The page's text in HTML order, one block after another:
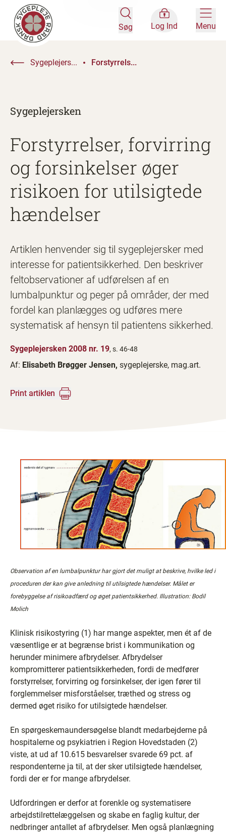
Søg Log Ind Menu
Sygeplejers... Forstyrrels...
Sygeplejersken
Forstyrrelser, forvirring
og forsinkelser øger
risikoen for utilsigtede
hændelser
Artiklen henvender sig til sygeplejersker med
interesse for patientsikkerhed. Den beskriver
feltobservationer af udførelsen af en
lumbalpunktur og peger på områder, der med
fordel kan planlægges og udføres mere
systematisk af hensyn til patientens sikkerhed.
Sygeplejersken 2008 nr. 19, s. 46-48
Af: Elisabeth Brøgger Jensen, sygeplejerske, mag.art.
Print artiklen
Observation af en lumbalpunktur har gjort det muligt at beskrive, hvilke led i
proceduren der kan give anledning til utilsigtede hændelser. Målet er
forebyggelse af risikoadfærd og øget patientsikkerhed. Illustration: Bodil
Molich
Klinisk risikostyring (1) har mange aspekter, men ét af de
væsentlige er at begrænse brist i kommunikation og
herunder minimere afbrydelser. Afbrydelser
kompromitterer patientsikkerheden, fordi de medfører
forstyrrelser, forvirring og forsinkelser, der igen fører til
forglemmelser misforståelser, træthed og stress og
dermed øget risiko for utilsigtede hændelser.
En spørgeskemaundersøgelse blandt medarbejderne på
hospitalerne og psykiatrien i Region Hovedstaden (2)
viste, at ud af 10.615 besvarelser svarede 69 pct. af
respondenterne ja til, at der sker utilsigtede hændelser,
fordi der er for mange afbrydelser.
Udfordringen er derfor at forenkle og systematisere
arbejdstilrettelæggelsen og skabe en faglig kultur, der
nedbringer antallet af afbrydelser. Men også planlægning